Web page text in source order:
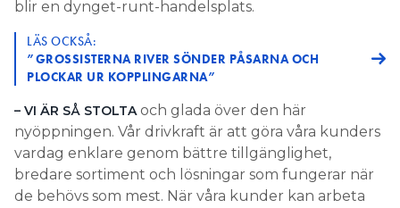
blir en dynget-runt-handelsplats.
LÄS OCKSÅ:
”GROSSISTERNA RIVER SÖNDER PÅSARNA OCH
PLOCKAR UR KOPPLINGARNA”
– VI ÄR SÅ STOLTAoch glada över den här
nyöppningen. Vår drivkraft är att göra våra kunders
vardag enklare genom bättre tillgänglighet,
bredare sortiment och lösningar som fungerar när
de behövs som mest. När våra kunder kan arbeta